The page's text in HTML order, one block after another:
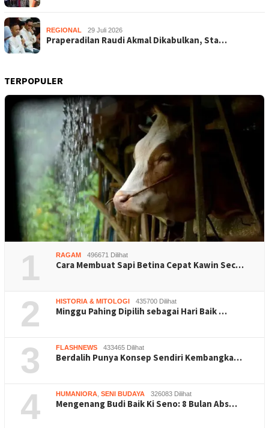
REGIONAL 29 Juli 2026
Praperadilan Raudi Akmal Dikabulkan, Sta…
TERPOPULER
1 RAGAM 496671 Dilihat
Cara Membuat Sapi Betina Cepat Kawin Sec…
2 HISTORIA & MITOLOGI 435700 Dilihat
Minggu Pahing Dipilih sebagai Hari Baik …
3 FLASHNEWS 433465 Dilihat
Berdalih Punya Konsep Sendiri Kembangka…
4 HUMANIORA SENI BUDAYA 326083 Dilihat
Mengenang Budi Baik Ki Seno: 8 Bulan Abs…